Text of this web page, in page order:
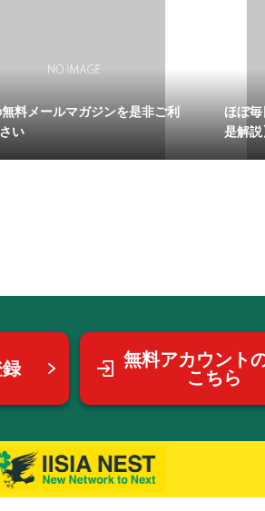
料メールマガジンを是非ご利
い
ほぼ
是解説
無料アカウント
こちら